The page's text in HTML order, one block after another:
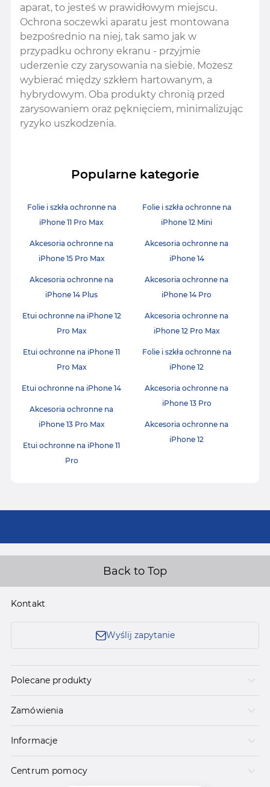
aparat, to jesteś w prawidłowym miejscu.
Ochrona soczewki aparatu jest montowana
bezpośrednio na niej, tak samo jak w
przypadku ochrony ekranu - przyjmie
uderzenie czy zarysowania na siebie. Możesz
wybierać między szkłem hartowanym, a
hybrydowym. Oba produkty chronią przed
zarysowaniem oraz pęknięciem, minimalizując
ryzyko uszkodzenia.
Popularne kategorie
Folie i szkła ochronne na
iPhone 11 Pro Max
Akcesoria ochronne na
iPhone 15 Pro Max
Akcesoria ochronne na
iPhone 14 Plus
Etui ochronne na iPhone 12
Pro Max
Etui ochronne na iPhone 11
Pro Max
Etui ochronne na iPhone 14
Akcesoria ochronne na
iPhone 13 Pro Max
Etui ochronne na iPhone 11
Pro
Folie i szkła ochronne na
iPhone 12 Mini
Akcesoria ochronne na
iPhone 14
Akcesoria ochronne na
iPhone 14 Pro
Akcesoria ochronne na
iPhone 12 Pro Max
Folie i szkła ochronne na
iPhone 12
Akcesoria ochronne na
iPhone 13 Pro
Akcesoria ochronne na
iPhone 12
Back to Top
Kontakt
Wyślij zapytanie
Polecane produkty
Zamówienia
Informacje
Centrum pomocy